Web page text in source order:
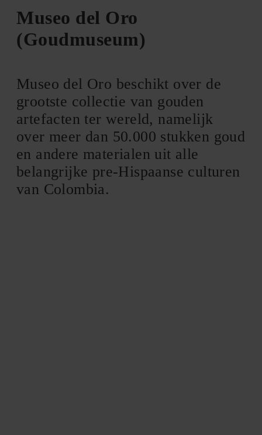
Museo del Oro
(Goudmuseum)
Museo del Oro beschikt over de
grootste collectie van gouden
artefacten ter wereld, namelijk
over meer dan 50.000 stukken goud
en andere materialen uit alle
belangrijke pre-Hispaanse culturen
van Colombia.